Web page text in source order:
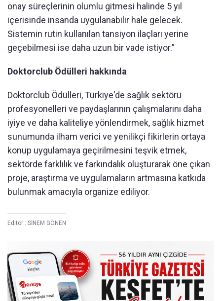
onay süreçlerinin olumlu gitmesi halinde 5 yıl
içerisinde insanda uygulanabilir hale gelecek.
Sistemin rutin kullanılan tansiyon ilaçları yerine
geçebilmesi ise daha uzun bir vade istiyor.”
Doktorclub Ödülleri hakkında
Doktorclub Ödülleri, Türkiye'de sağlık sektörü
profesyonelleri ve paydaşlarının çalışmalarını daha
iyiye ve daha kaliteliye yönlendirmek, sağlık hizmet
sunumunda ilham verici ve yenilikçi fikirlerin ortaya
konup uygulamaya geçirilmesini teşvik etmek,
sektörde farklılık ve farkındalık oluşturarak öne çıkan
proje, araştırma ve uygulamaların artmasına katkıda
bulunmak amacıyla organize ediliyor.
Editör : SİNEM GÖNEN